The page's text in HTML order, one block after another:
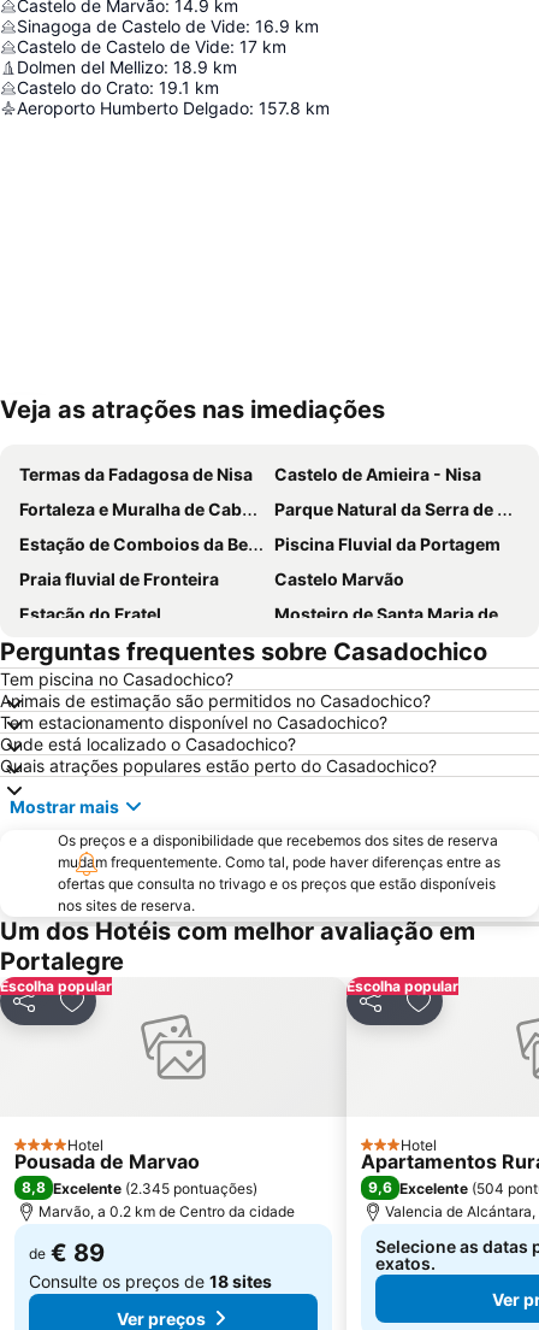
Castelo de Marvão: 14.9 km
Sinagoga de Castelo de Vide: 16.9 km
Castelo de Castelo de Vide: 17 km
Dolmen del Mellizo: 18.9 km
Castelo do Crato: 19.1 km
Aeroporto Humberto Delgado: 157.8 km
Ampliar mapa
Veja as atrações nas imediações
Termas da Fadagosa de Nisa
Castelo de Amieira - Nisa
Fortaleza e Muralha de Cabeço de Vide
Parque Natural da Serra de São Mamede
Estação de Comboios da Beirã
Piscina Fluvial da Portagem
Praia fluvial de Fronteira
Castelo Marvão
Estação do Fratel
Mosteiro de Santa Maria de Flor da Rosa
Parque Aquático do Crato
Castelo de Elvas
Ponte Romana da Portagem
Igreja da Aldeia Velha
Centro Lazer da Portagem
Igreja do Convento de Santo António
Forte de Santa Luzia
Piscinas Municipais de Elvas
Igreja Matriz de Santo António das Areias
Estação de Caminhos de Ferro de Castelo de Vide
Casa Emblemática da Rua de Olivença
Fonte da Vila
Garrison Border Town of Elvas
El Cristo
Valencia de Alcántara
Perguntas frequentes sobre Casadochico
Tem piscina no Casadochico?
Animais de estimação são permitidos no Casadochico?
Tem estacionamento disponível no Casadochico?
Onde está localizado o Casadochico?
Quais atrações populares estão perto do Casadochico?
Mostrar mais
Os preços e a disponibilidade que recebemos dos sites de reserva
mudam frequentemente. Como tal, pode haver diferenças entre as
ofertas que consulta no trivago e os preços que estão disponíveis
nos sites de reserva.
Um dos Hotéis com melhor avaliação em
Portalegre
Escolha popular
PartilharAdicionar aos favoritos
4 Estrelas
Hotel
Pousada de Marvao
8,8 Excelente (2.345 pontuações)
Marvão, a 0.2 km de Centro da cidade
de € 89
Consulte os preços de 18 sites
Ver preços
Escolha popular
PartilharAdicionar
3 Estrelas
Hotel
Apartamentos
9,6 Excelente (504
Valencia de
Selecione as datas
exatos.
Ver